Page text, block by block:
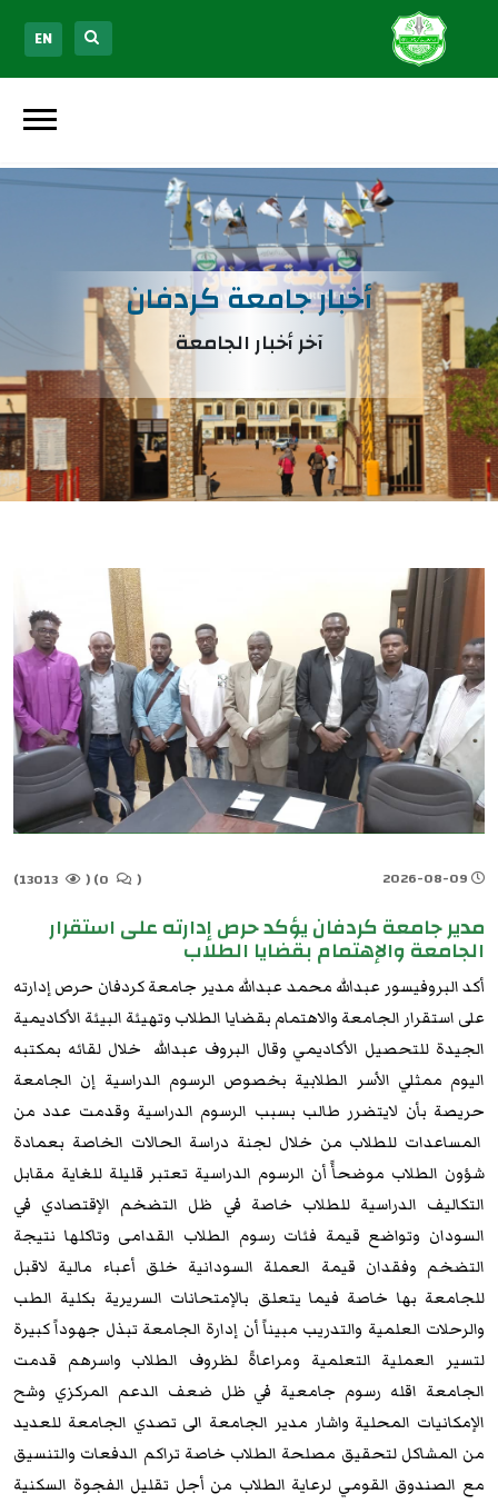
EN
أخبار جامعة كردفان
آخر أخبار الجامعة
(
(
مدير جامعة كردفان يؤكد حرص إدارته على استقرار
الجامعة والإهتمام بقضايا الطلاب
أكد البروفيسور عبدالله محمد عبدالله مدير جامعة كردفان حرص إدارته
على استقرار الجامعة والاهتمام بقضايا الطلاب وتهيئة البيئة الأكاديمية
الجيدة للتحصيل الأكاديمي وقال البروف عبدالله خلال لقائه بمكتبه
اليوم ممثلي الأسر الطلابية بخصوص الرسوم الدراسية إن الجامعة
حريصة بأن لايتضرر طالب بسبب الرسوم الدراسية وقدمت عدد من
المساعدات للطلاب من خلال لجنة دراسة الحالات الخاصة بعمادة
شؤون الطلاب موضحأً أن الرسوم الدراسية تعتبر قليلة للغاية مقابل
التكاليف الدراسية للطلاب خاصة في ظل التضخم الإقتصادي في
السودان وتواضع قيمة فئات رسوم الطلاب القدامى وتاكلها نتيجة
التضخم وفقدان قيمة العملة السودانية خلق أعباء مالية لاقبل
للجامعة بها خاصة فيما يتعلق بالإمتحانات السريرية بكلية الطب
والرحلات العلمية والتدريب مبيناً أن إدارة الجامعة تبذل جهوداً كبيرة
لتسير العملية التعلمية ومراعاةً لظروف الطلاب واسرهم قدمت
الجامعة اقله رسوم جامعية في ظل ضعف الدعم المركزي وشح
الإمكانيات المحلية واشار مدير الجامعة الى تصدي الجامعة للعديد
من المشاكل لتحقيق مصلحة الطلاب خاصة تراكم الدفعات والتنسيق
مع الصندوق القومي لرعاية الطلاب من أجل تقليل الفجوة السكنية